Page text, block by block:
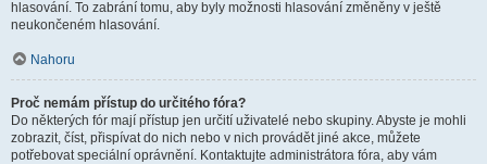
hlasování. To zabrání tomu, aby byly možnosti hlasování změněny v ještě
neukončeném hlasování.
Nahoru
Proč nemám přístup do určitého fóra?
Do některých fór mají přístup jen určití uživatelé nebo skupiny. Abyste je mohli
zobrazit, číst, přispívat do nich nebo v nich provádět jiné akce, můžete
potřebovat speciální oprávnění. Kontaktujte administrátora fóra, aby vám